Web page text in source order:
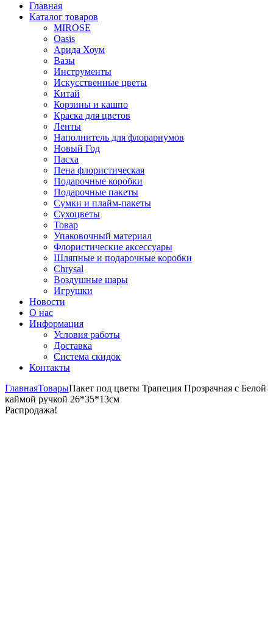
Главная
Каталог товаров
MIROSE
Oasis
Арида Хоум
Вазы
Инструменты
Искусственные цветы
Китай
Корзины и кашпо
Краска для цветов
Ленты
Наполнитель для флорариумов
Новый Год
Пасха
Пена флористическая
Подарочные коробки
Подарочные пакеты
Сумки и плайм-пакеты
Сухоцветы
Товар
Упаковочный материал
Флористические аксессуары
Шляпные и подарочные коробки
Chrysal
Воздушные шары
Игрушки
Новости
О нас
Информация
Условия работы
Доставка
Система скидок
Контакты
ГлавнаяТоварыПакет под цветы Трапеция Прозрачная с Белой
каймой ручкой 26*35*13см
Распродажа!